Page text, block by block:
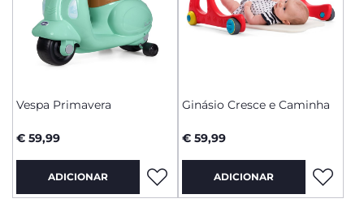
Vespa Primavera
€ 59,99
ADICIONAR
Ginásio Cresce e Caminha
€ 59,99
ADICIONAR